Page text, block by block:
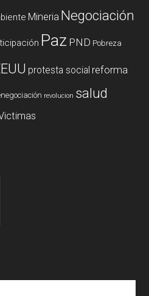
Mineria Negociación
Paz PND Pobreza
protesta social reforma
revolucion salud